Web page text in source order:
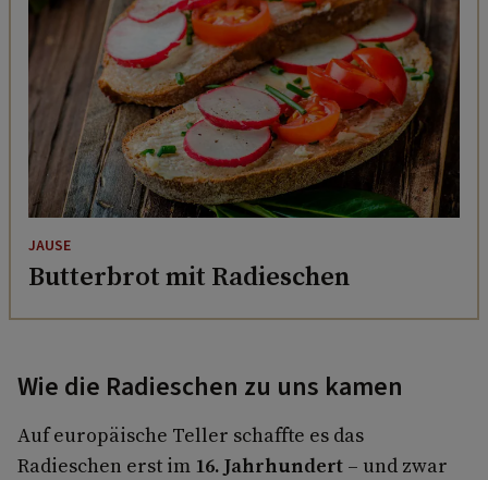
JAUSE
Butterbrot mit Radieschen
Wie die Radieschen zu uns kamen
Auf europäische Teller schaffte es das
Radieschen erst im 16. Jahrhundert – und zwar